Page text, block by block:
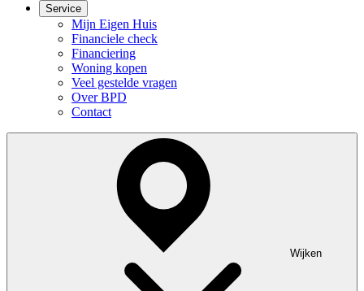
Service
Mijn Eigen Huis
Financiele check
Financiering
Woning kopen
Veel gestelde vragen
Over BPD
Contact
Wijken